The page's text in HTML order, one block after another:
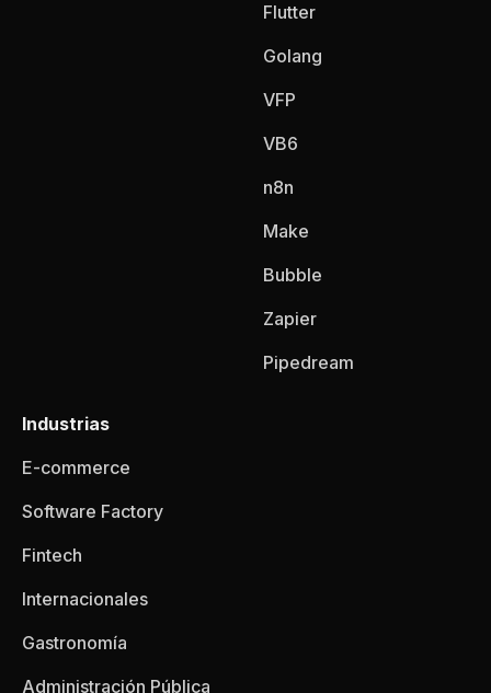
Flutter
Golang
VFP
VB6
n8n
Make
Bubble
Zapier
Pipedream
Industrias
E-commerce
Software Factory
Fintech
Internacionales
Gastronomía
Administración Pública